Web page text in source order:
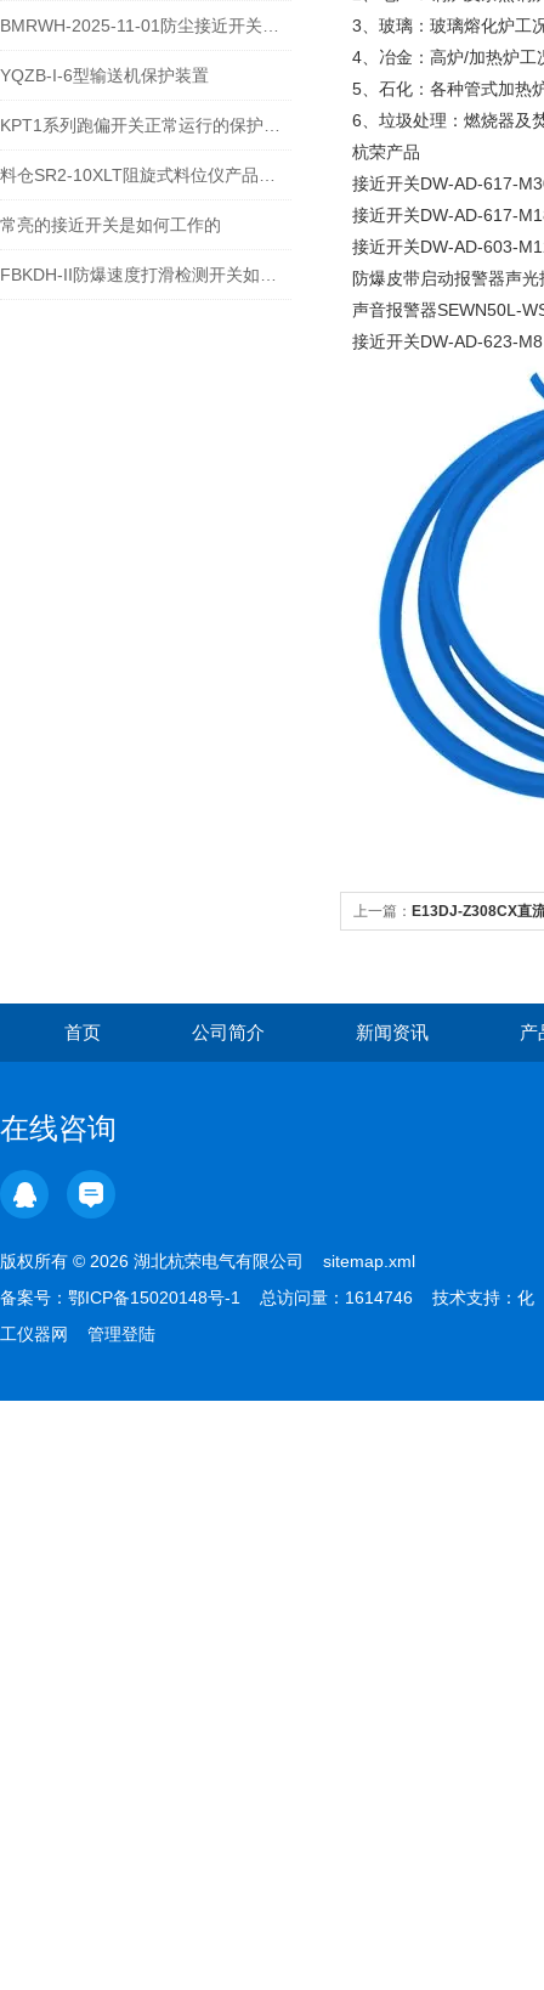
YQZB-I-6型输送机保护装置
常亮的接近开关是如何工作的
3、玻璃：玻璃熔化炉工
4、冶金：高炉/加热炉工
5、石化：各种管式加热
6、垃圾处理：燃烧器及
杭荣产品
接近开关DW-AD-617-
接近开关DW-AD-617-
接近开关DW-AD-603-
防爆皮带启动报警器声
声音报警器SEWN50L-
接近开关DW-AD-623-
上一篇： E13DJ-Z308CX直
首页 公司简介 新闻资讯 产
在线咨询
版权所有 © 2026 湖北杭荣电气有限公司 sitemap.xml
备案号： 鄂ICP备15020148号-1 总访问量：1614746 技术支持： 化
工仪器网
管理登陆